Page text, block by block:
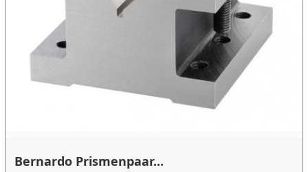
Bernardo Prismenpaar...